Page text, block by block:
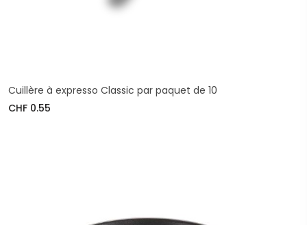
Cuillère à expresso Classic par paquet de 10
CHF 0.55